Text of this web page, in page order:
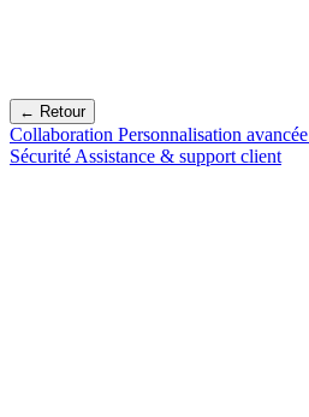
← Retour
Collaboration Personnalisation avancée
Sécurité Assistance & support client